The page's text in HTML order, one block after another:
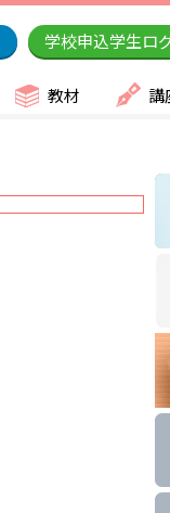
学校申込学生ロ
教材 講